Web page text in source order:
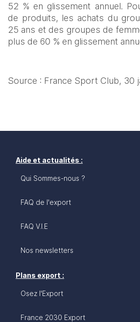
52 % en glissement annuel.
de produits, les achats du
25 ans et des groupes de
plus de 60 % en glissement
Source : France Sport Club, 30
Aide et actualités :
Qui Sommes-nous ?
FAQ de l'export
FAQ V.I.E
Nos newsletters
Plans export :
Osez l'Export
France 2030 Export